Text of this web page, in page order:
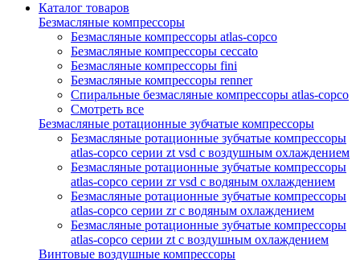
Каталог товаров
Безмасляные компрессоры
Безмасляные компрессоры atlas-copco
Безмасляные компрессоры ceccato
Безмасляные компрессоры fini
Безмасляные компрессоры renner
Спиральные безмасляные компрессоры atlas-copco
Смотреть все
Безмасляные ротационные зубчатые компрессоры
Безмасляные ротационные зубчатые компрессоры
atlas-copco серии zt vsd с воздушным охлаждением
Безмасляные ротационные зубчатые компрессоры
atlas-copco серии zr vsd с водяным охлаждением
Безмасляные ротационные зубчатые компрессоры
atlas-copco серии zr с водяным охлаждением
Безмасляные ротационные зубчатые компрессоры
atlas-copco серии zt с воздушным охлаждением
Винтовые воздушные компрессоры